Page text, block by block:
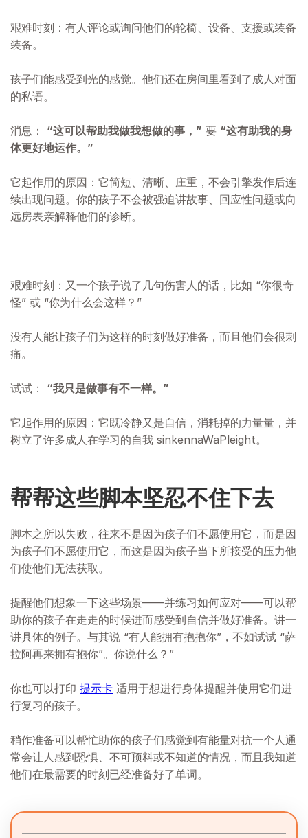
艰难时刻：有人评论或询问他们的轮椅、设备、支援或装备
装备。
孩子们能感受到光的感觉。他们还在房间里看到了成人对面
的私语。
消息： “这可以帮助我做我想做的事，” 要 “这有助我的身
体更好地运作。”
它起作用的原因：它简短、清晰、庄重，不会引擎发作后连
续出现问题。你的孩子不会被强迫讲故事、回应性问题或向
远房表亲解释他们的诊断。
艰难时刻：又一个孩子说了几句伤害人的话，比如 “你很奇
怪” 或 “你为什么会这样？”
没有人能让孩子们为这样的时刻做好准备，而且他们会很刺
痛。
试试： “我只是做事有不一样。”
它起作用的原因：它既冷静又是自信，消耗掉的力量量，并
树立了许多成人在学习的自我 sinkennaWaPleight。
帮帮这些脚本坚忍不住下去
脚本之所以失败，往来不是因为孩子们不愿使用它，而是因
为孩子们不愿使用它，而这是因为孩子当下所接受的压力他
们使他们无法获取。
提醒他们想象一下这些场景——并练习如何应对——可以帮
助你的孩子在走走的时候进而感受到自信并做好准备。讲一
讲具体的例子。与其说 “有人能拥有抱抱你”，不如试试 “萨
拉阿再来拥有抱你”。你说什么？”
你也可以打印 提示卡 适用于想进行身体提醒并使用它们进
行复习的孩子。
稍作准备可以帮忙助你的孩子们感觉到有能量对抗一个人通
常会让人感到恐惧、不可预料或不知道的情况，而且我知道
他们在最需要的时刻已经准备好了单词。